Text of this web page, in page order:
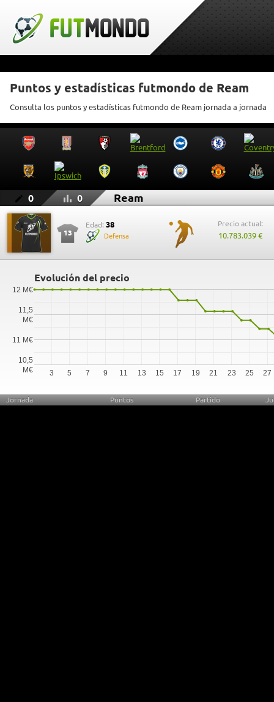
Puntos y estadísticas futmondo de Ream
Consulta los puntos y estadísticas futmondo de Ream jornada a jornada
0 0 Ream
13
Edad: 38
Defensa
Precio actual:
10.783.039 €
Evolución del precio
3 5 7 9 11 13 15 17 19 21 23 25 27
10,5
M€
11 M€
11,5
M€
12 M€
Jornada Puntos Partido